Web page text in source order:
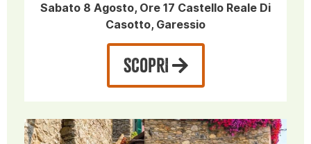
Sabato 8 Agosto, Ore 17 Castello Reale Di
Casotto, Garessio
SCOPRI